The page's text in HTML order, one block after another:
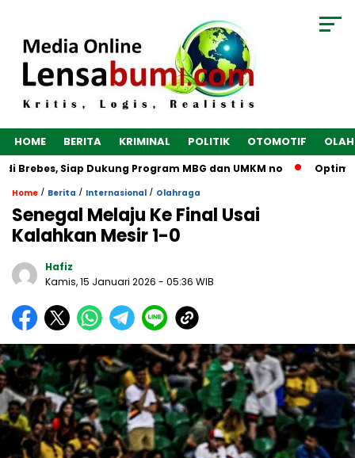
HOME BERITA KRIMINAL POLITIK OTOMOTIF
Siap Dukung Program MBG dan UMKM no
Home / Berita / Internasional / Olahraga
Senegal Melaju Ke Final Usai
Kalahkan Mesir 1-0
Hafiz
Kamis, 15 Januari 2026 - 05:36 WIB